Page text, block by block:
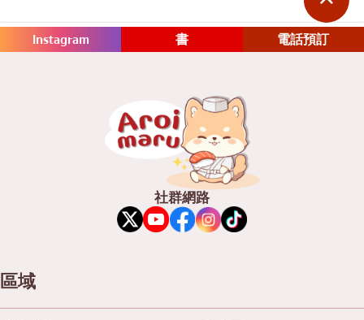
Instagram 書 電話預訂
社群網路
區域